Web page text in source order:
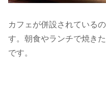
カフェが併設されている
す。朝食やランチで焼き
です。